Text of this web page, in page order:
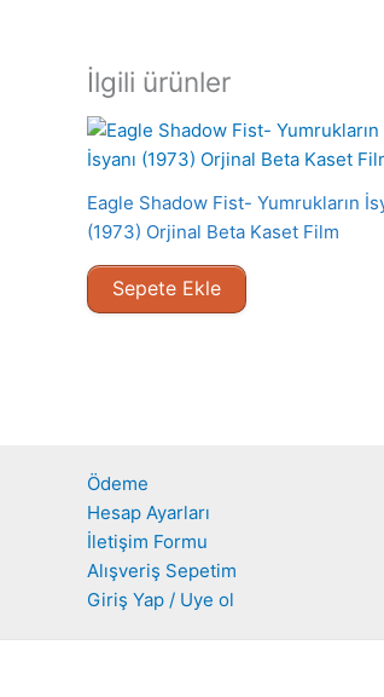
İlgili ürünler
Eagle Shadow Fist- Yumrukların
(1973) Orjinal Beta Kaset Film
Sepete Ekle
Ödeme
Hesap Ayarları
İletişim Formu
Alışveriş Sepetim
Giriş Yap / Uye ol